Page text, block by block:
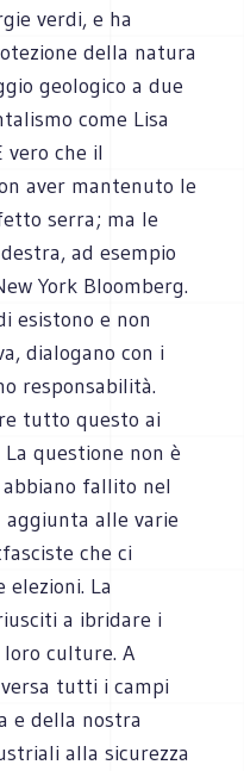
verdi, e ha
della natura
geologico a due
come Lisa
vero che il
aver mantenuto le
serra; ma le
ad esempio
York Bloomberg.
esistono e non
dialogano con i
responsabilità.
tutto questo ai
questione non è
fallito nel
alle varie
che ci
elezioni. La
a ibridare i
culture. A
tutti i campi
e della nostra
alla sicurezza